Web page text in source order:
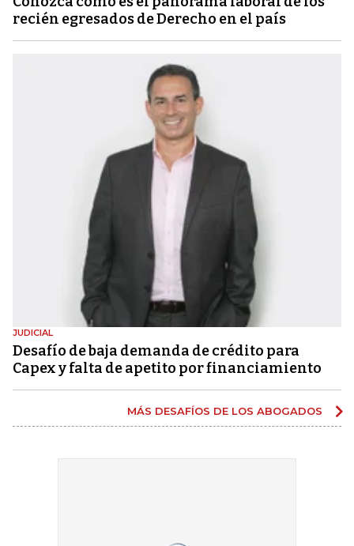
recién egresados de Derecho en el país
JUDICIAL
Desafío de baja demanda de crédito para
Capex y falta de apetito por financiamiento
MÁS DESAFÍOS DE LOS ABOGADOS